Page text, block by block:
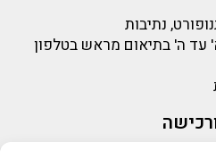
נתיבות
עד ה' בתיאום מראש בטלפון